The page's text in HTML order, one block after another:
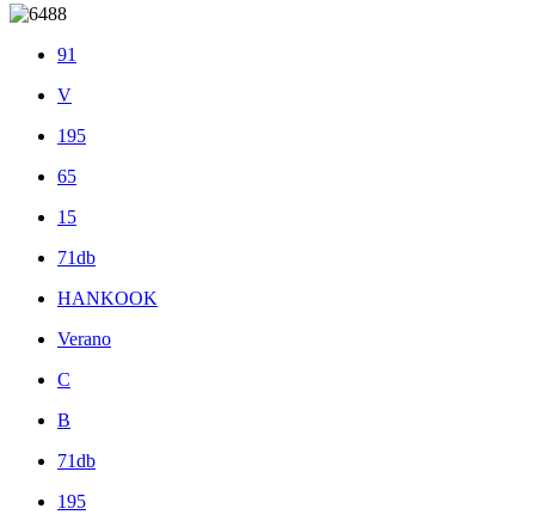
91
V
195
65
15
71db
HANKOOK
Verano
C
B
71db
195